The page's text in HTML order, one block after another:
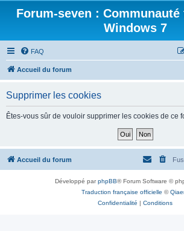
Forum-seven :
Windows 7
FAQ
Accueil du forum
Supprimer les cookies
Êtes-vous sûr de vouloir supprimer les cookies de ce
Accueil du forum
Développé parphpBB® Forum Software ©
Traduction française officielle ©
Confidentialité | Conditions